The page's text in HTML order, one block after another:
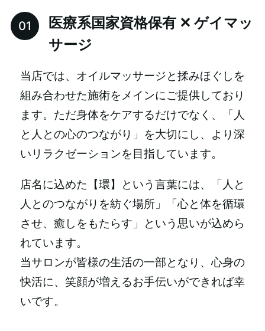
医療系国家資格保有 ✕ ゲイマッ
サージ
当店では、オイルマッサージと揉みほぐしを
組み合わせた施術をメインにご提供しており
ます。ただ身体をケアするだけでなく、「人
と人との心のつながり」を大切にし、より深
いリラクゼーションを目指しています。
店名に込めた【環】という言葉には、「人と
人とのつながりを紡ぐ場所」「心と体を循環
させ、癒しをもたらす」という思いが込めら
れています。
当サロンが皆様の生活の一部となり、心身の
快活に、笑顔が増えるお手伝いができれば幸
いです。